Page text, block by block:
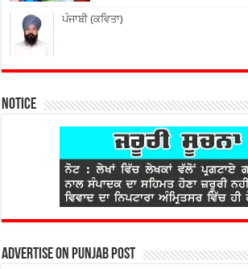
ਪੰਜਾਬੀ (ਕਵਿਤਾ)
Notice
Advertise on Punjab Post